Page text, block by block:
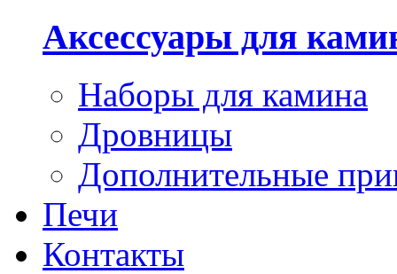
Аксессуары для
Наборы для камина
Дровницы
Дополнительные
Печи
Контакты